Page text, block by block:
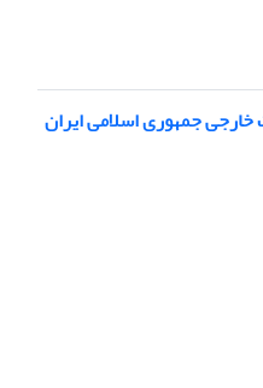
جمهوری اسلامی ایران